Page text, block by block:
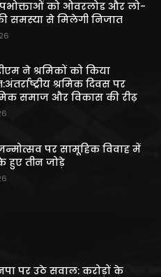
को ओवरलोड और लो-
समस्या से मिलेगी निजात
ने श्रमिकों को किया
श्रमिक दिवस पर
समाज और विकास की रीढ़
पर सामूहिक विवाह में
हुए तीन जोड़े
पर उठे सवाल: करोड़ों के